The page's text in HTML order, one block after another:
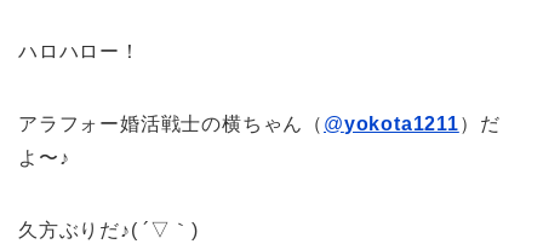
ハロハロー！
アラフォー婚活戦士の横ちゃん（ @yokota1211）だ
よ〜♪
久方ぶりだ♪( ´▽｀)